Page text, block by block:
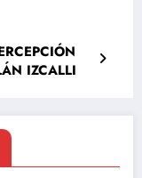
IZCALLI